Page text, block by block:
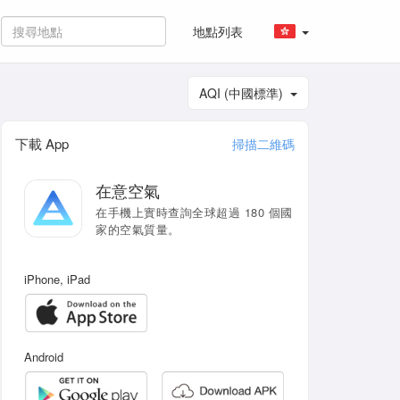
地點列表
AQI (中國標準)
下載 App 掃描二維碼
在意空氣
在手機上實時查詢全球超過 180 個國
家的空氣質量。
iPhone, iPad
Android